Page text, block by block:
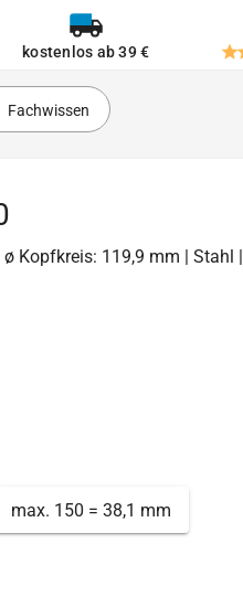
kostenlos ab 39 €
Fachwissen
Kopfkreis: 119,9 mm | Stahl |
max. 150 = 38,1 mm